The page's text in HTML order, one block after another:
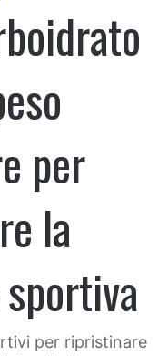
per
la
per ripristinare